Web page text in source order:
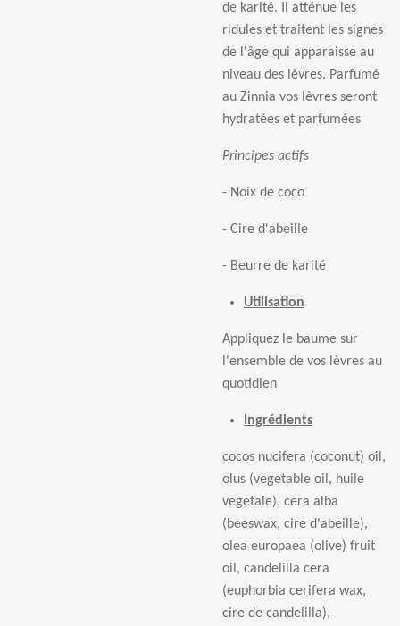
de karité. Il atténue les
ridules et traitent les signes
de l'âge qui apparaisse au
niveau des l èvres. Parfumé
au Zinnia vos l èvres seront
hydratées et parfumées
Principes actifs
- Noix de coco
- Cire d'abeille
- Beurre de karité
Utilisation
Appliquez le baume sur
l'ensemble de vos l èvres au
quotidien
Ingrédients
cocos nucifera (coconut) oil,
olus (vegetable oil, huile
vegetale), cera alba
(beeswax, cire d'abeille),
olea europaea (olive) fruit
oil, candelilla cera
(euphorbia cerifera wax,
cire de candelilla),